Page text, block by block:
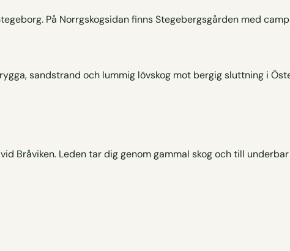
På Norrgskogsidan finns Stegebergsgården med
Bråviken. Leden tar dig genom gammal skog och till